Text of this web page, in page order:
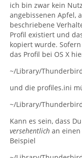
ich bin zwar kein
angebissenen Apfel,
beschriebene
Profil existiert und
kopiert wurde.
das Profil bei OS X
~/Library/
und die profiles.ini
~/Library/
Kann es sein, dass
versehentlich an
Beispiel